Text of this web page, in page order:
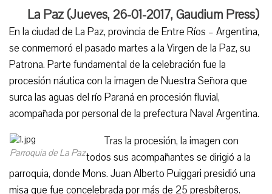
La Paz (Jueves, 26-01-2017, Gaudium Press)
En la ciudad de La Paz, provincia de Entre Ríos – Argentina,
se conmemoró el pasado martes a la Virgen de la Paz, su
Patrona. Parte fundamental de la celebración fue la
procesión náutica con la imagen de Nuestra Señora que
surca las aguas del río Paraná en procesión fluvial,
acompañada por personal de la prefectura Naval Argentina.
Parroquia de La Paz
Tras la procesión, la imagen con
todos sus acompañantes se dirigió a la
parroquia, donde Mons. Juan Alberto Puiggari presidió una
misa que fue concelebrada por más de 25 presbíteros.